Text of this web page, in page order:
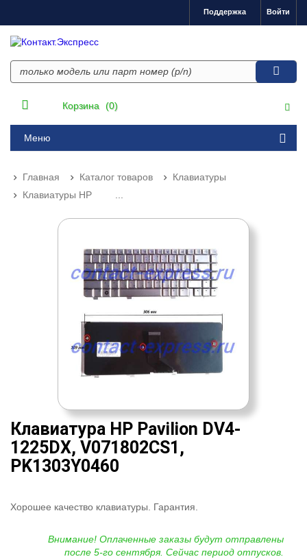
Войти
Поддержка
Корзина (0)
Меню
Главная Каталог товаров
Клавиатуры
Клавиатуры HP
Клавиатура HP Pavilion DV4-
1225DX, V071802CS1,
PK1303Y0460
Хорошее качество клавиатуры. Гарантия.
Внимание! Оплаченные заказы будут отправлены
после 5-го сентября. Сейчас период отпусков.